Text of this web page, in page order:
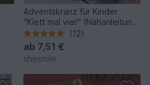
Adventskranz für Kinder
"Klett mal vier" (Nähanleitung
& Schnittmuster)
(12)
ab 7,51 €
shesmile